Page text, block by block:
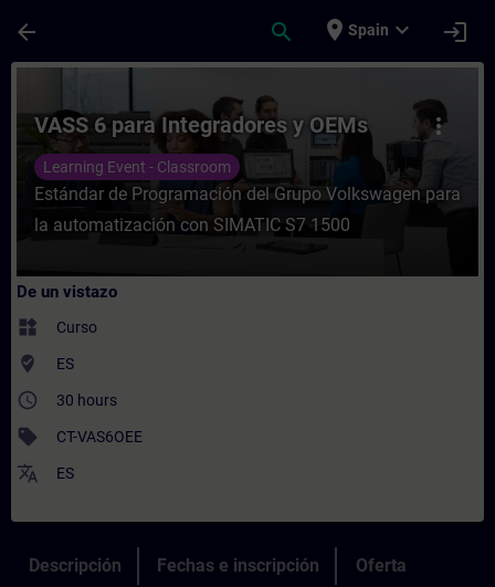
arrow_back search place Spain expand_more login
more_vert
VASS 6 para Integradores y OEMs
Learning Event - Classroom
Estándar de Programación del Grupo Volkswagen para
la automatización con SIMATIC S7 1500
De un vistazo
widgets Curso
where_to_vote ES
access_time 30 hours
sell CT-VAS6OEE
translate ES
Descripción Fechas e inscripción Oferta